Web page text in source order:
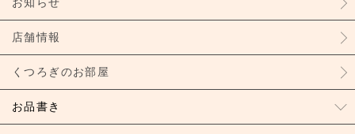
お知らせ
店舗情報
くつろぎのお部屋
お品書き